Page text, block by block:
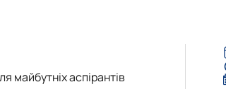
«Управління соціально-
майбутніх аспірантів